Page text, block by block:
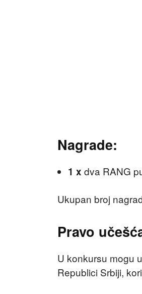
Nagrade:
1 x dva RANG
Ukupan broj
Pravo
U konkursu mogu
Republici Srbiji,